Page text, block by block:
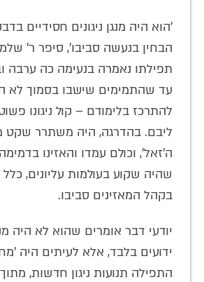
'הוא היה מנגן ניגונים חסידיים
הבחין בנעשה סביבו', סיפר ר'
תפילתו נאמרה בנעימה כה ערבה
עד שהתמימים שישבו בסמוך לא
להתרכז בלימודם – קול ניגונו
ליבם. בהדרגה, היה משתרר שקט
ה'זאל', וכולם עמדו והאזינו
שהיה שקוע בעולמות עליונים,
בקהל המאזינים סביבו.
יודעי דבר אומרים שהוא לא היה
ידועים בלבד, אלא לעיתים היה
התפילה תנועות ניגון חדשות,